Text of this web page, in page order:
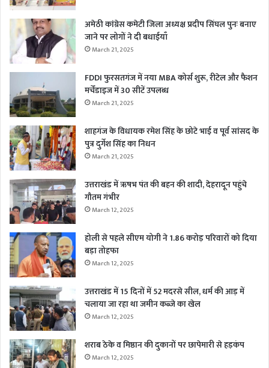
अमेठी कांग्रेस कमेटी जिला अध्यक्ष प्रदीप सिंघल पुनः बनाए
जाने पर लोगों ने दी बधाईयाँ
March 21, 2025
FDDI फुरसतगंज में नया MBA कोर्स शुरू, रीटेल और फैशन
मर्चेंडाइज में 30 सीटें उपलब्ध
March 21, 2025
शाहगंज के विधायक रमेश सिंह के छोटे भाई व पूर्व सांसद के
पुत्र दुर्गेश सिंह का निधन
March 21, 2025
उत्तराखंड में ऋषभ पंत की बहन की शादी, देहरादून पहुंचे
गौतम गंभीर
March 12, 2025
होली से पहले सीएम योगी ने 1.86 करोड़ परिवारों को दिया
बड़ा तोहफा
March 12, 2025
उत्तराखंड में 15 दिनों में 52 मदरसे सील, धर्म की आड़ में
चलाया जा रहा था जमीन कब्जे का खेल
March 12, 2025
शराब ठेके व मिष्ठान की दुकानों पर छापेमारी से हड़कंप
March 12, 2025